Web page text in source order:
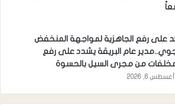
على رفع الجاهزية لمواجهة المنخفض
عام البريقة يشدد على رفع
من مجرى السيل بالحسوة
أغسطس 6, 2026